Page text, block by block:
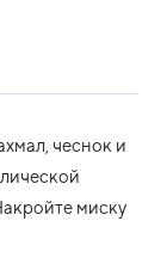
чеснок и
миску